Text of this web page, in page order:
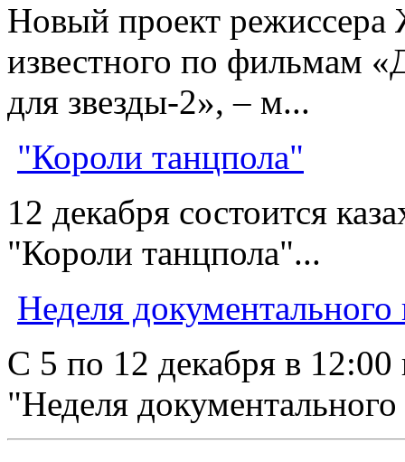
Новый проект
известного по фильмам
для звезды-2», – м...
"Короли танцпола"
12 декабря состоится
"Короли танцпола"...
Неделя документального
С 5 по 12 декабря в 12:00
"Неделя